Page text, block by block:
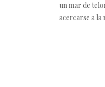
un mar de
acercarse a la